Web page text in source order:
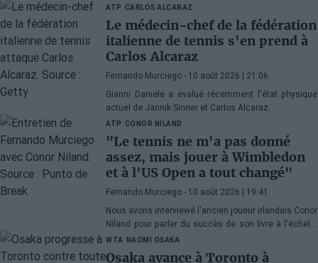
ATP CARLOS ALCARAZ
Le médecin-chef de la fédération
italienne de tennis s'en prend à
Carlos Alcaraz
Fernando Murciego - 10 août 2026 | 21:06
Gianni Daniele a évalué récemment l'état physique
actuel de Jannik Sinner et Carlos Alcaraz.
ATP CONOR NILAND
"Le tennis ne m'a pas donné
assez, mais jouer à Wimbledon
et à l'US Open a tout changé"
Fernando Murciego - 10 août 2026 | 19:41
Nous avons interviewé l'ancien joueur irlandais Conor
Niland pour parler du succès de son livre à l'échelle
mondiale : “ Écrire ce livre m'a aidé à faire les paix avec
ma carrière
WTA NAOMI OSAKA
Osaka avance à Toronto à